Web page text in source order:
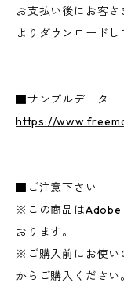
お支払い後にお客
よりダウンロードし
■サンプルデータ
https://
■ご注意下さい
※この商品はAdobe
おります。
※ご購入前にお使い
からご購入ください。